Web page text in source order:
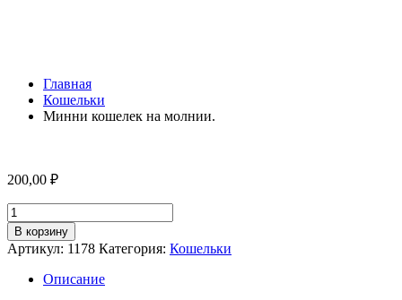
Главная
Кошельки
Минни кошелек на молнии.
200,00 ₽
Количество
товара
Минни
кошелек
молнии.
В корзину
Артикул: 1178 Категория: Кошельки
Описание